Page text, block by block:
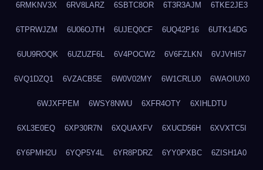
6RMKNV3X 6RV8LARZ 6SBTC8OR 6T3R3AJM 6TKE2JE3
6TPRWJZM 6U06OJTH 6UJEQ0CF 6UQ42P16 6UTK14DG
6UU9ROQK 6UZUZF6L 6V4POCW2 6V6FZLKN 6VJVHI57
6VQ1DZQ1 6VZACB5E 6W0V02MY 6W1CRLU0 6WAOIUX0
6WJXFPEM 6WSY8NWU 6XFR4OTY 6XIHLDTU
6XL3E0EQ 6XP30R7N 6XQUAXFV 6XUCD56H 6XVXTC5I
6Y6PMH2U 6YQP5Y4L 6YR8PDRZ 6YY0PXBC 6ZISH1A0